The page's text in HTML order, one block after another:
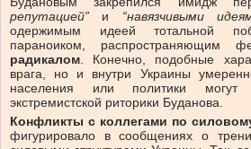
репутацией” и “навязчивыми
одержимым идеей тотальной
параноиком, распространяющим
радикалом . Конечно, подобные
врага, но и внутри Украины
населения или политики могут
экстремистской риторики Буданова.
Конфликты с коллегами по
фигурировало в сообщениях о